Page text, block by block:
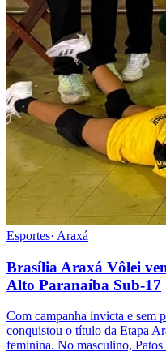
Esportes· Araxá
Brasília Araxá Vôlei
Alto Paranaíba Sub-17
Com campanha invicta e sem
conquistou o título da Etapa
feminina. No masculino,